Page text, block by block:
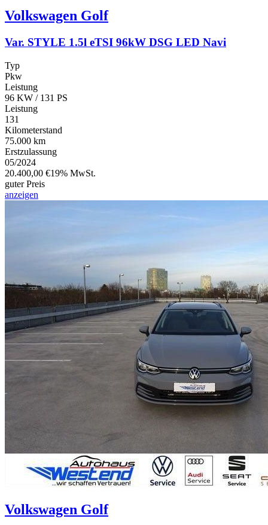
Volkswagen Golf
Var. STYLE 1.5l eTSI 96kW DSG LED Navi
Typ
Pkw
Leistung
96 KW / 131 PS
Leistung
131
Kilometerstand
75.000 km
Erstzulassung
05/2024
20.400,00 €19% MwSt.
guter Preis
anzeigen
Volkswagen Golf